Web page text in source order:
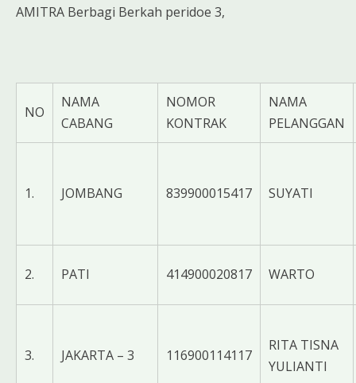
AMITRA Berbagi Berkah peridoe 3,
NO
NAMA
CABANG
NOMOR
KONTRAK
NAMA
PELANGGAN
1. JOMBANG 839900015417 SUYATI
2. PATI 414900020817 WARTO
3. JAKARTA – 3 116900114117
RITA TISNA
YULIANTI